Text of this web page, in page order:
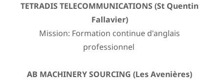
TETRADIS TELECOMMUNICATIONS (St Quentin
Fallavier)
Mission: Formation continue d'anglais
professionnel
AB MACHINERY SOURCING (Les Avenières)